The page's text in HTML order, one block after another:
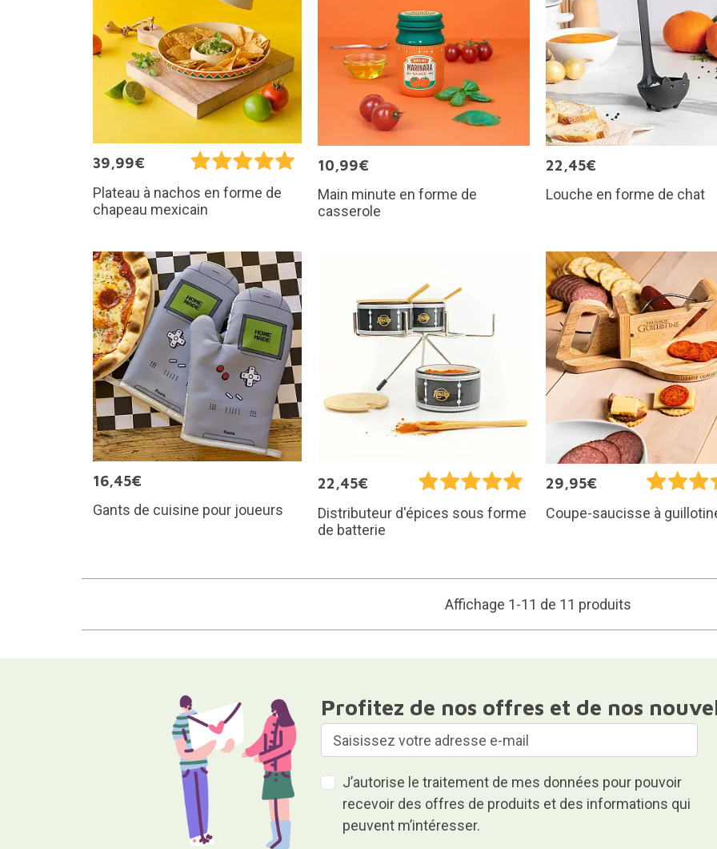
39,99€
Plateau à nachos en forme de
chapeau mexicain
10,99€
Main minute en forme de
casserole
22,45€
Louche en forme de chat
16,45€
Gants de cuisine pour joueurs
22,45€
Distributeur d'épices sous forme
de batterie
29,95€
Coupe-saucisse à
Affichage 1-11 de 11 produits
Profitez de nos offres et de nos
J’autorise le traitement de mes données pour pouvoir
recevoir des offres de produits et des informations qui
peuvent m’intéresser.